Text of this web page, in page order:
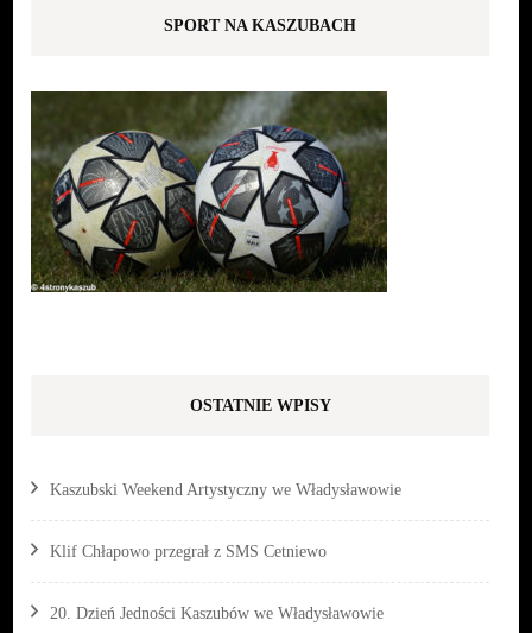
SPORT NA KASZUBACH
OSTATNIE WPISY
Kaszubski Weekend Artystyczny we Władysławowie
Klif Chłapowo przegrał z SMS Cetniewo
20. Dzień Jedności Kaszubów we Władysławowie